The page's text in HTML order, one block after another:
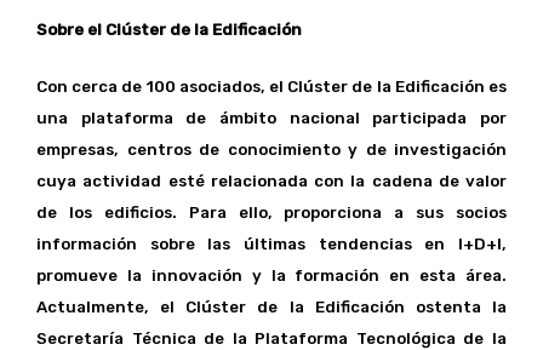
Sobre el Clúster de la Edificación
Con cerca de 100 asociados, el Clúster de la Edificación es
una plataforma de ámbito nacional participada por
empresas, centros de conocimiento y de investigación
cuya actividad esté relacionada con la cadena de valor
de los edificios. Para ello, proporciona a sus socios
información sobre las últimas tendencias en I+D+I,
promueve la innovación y la formación en esta área.
Actualmente, el Clúster de la Edificación ostenta la
Secretaría Técnica de la Plataforma Tecnológica de la